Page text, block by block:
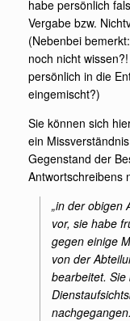
habe persönlich
Vergabe bzw.
(Nebenbei
noch nicht
persönlich in die
eingemischt?)
Sie können sich
ein
Gegenstand der
Antwortschreibens
„in der obigen
vor, sie habe
gegen einige
von der
bearbeitet.